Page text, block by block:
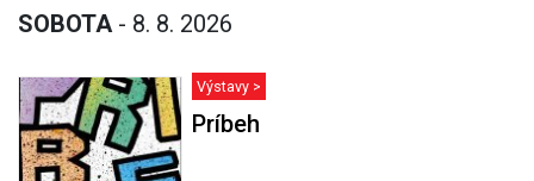
SOBOTA - 8. 8. 2026
Výstavy >
Príbeh